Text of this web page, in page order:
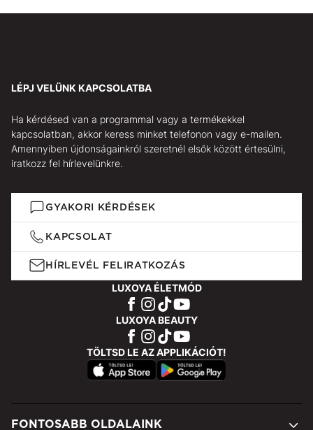
LÉPJ VELÜNK KAPCSOLATBA
Ha kérdésed van a programmal vagy a termékekkel
kapcsolatban, akkor keress minket telefonon vagy e-mailen.
Amennyiben újdonságainkról szeretnél elsők között értesülni,
iratkozz fel hírlevelünkre.
GYAKORI KÉRDÉSEK
KAPCSOLAT
HÍRLEVÉL FELIRATKOZÁS
LUXOYA ÉLETMÓD
LUXOYA BEAUTY
TÖLTSD LE AZ APPLIKÁCIÓT!
FONTOSABB OLDALAINK